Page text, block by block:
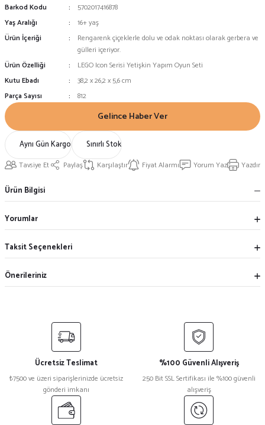
Barkod Kodu
5702017416878
Yaş Aralığı
16+ yaş
Ürün İçeriği
Rengarenk çiçeklerle dolu ve odak noktası olarak gerbera ve
gülleri içeriyor.
Ürün Özelliği
LEGO Icon Serisi Yetişkin Yapım Oyun Seti
Kutu Ebadı
38,2 x 26,2 x 5,6 cm
Parça Sayısı
812
Gelince Haber Ver
Aynı Gün Kargo Sınırlı Stok
Tavsiye Et Paylaş Karşılaştır Fiyat Alarmı Yorum Yaz Yazdır
Ürün Bilgisi
Yorumlar
Taksit Seçenekleri
Önerileriniz
Ücretsiz Teslimat
₺7500 ve üzeri siparişlerinizde ücretsiz
gönderi imkanı
%100 Güvenli Alışveriş
250 Bit SSL Sertifikası ile %100 güvenli
alışveriş